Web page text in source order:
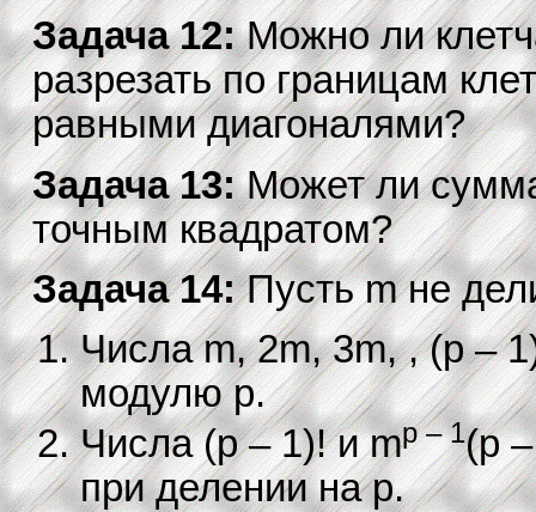
Задача 12:Можно ли
разрезать по границам
равными диагоналями?
Задача 13:Может ли
точным квадратом?
Задача 14:Пусть m не
Числа m, 2m, 3m, , (p –
модулю p.
Числа (p – 1)! и mp – 1(p
при делении на p.